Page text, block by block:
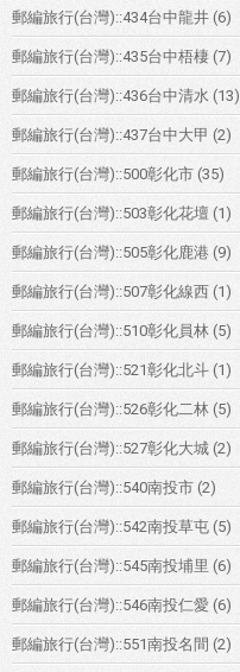
郵編旅行(台灣)::434台中龍井 (6)
郵編旅行(台灣)::435台中梧棲 (7)
郵編旅行(台灣)::436台中清水 (13)
郵編旅行(台灣)::437台中大甲 (2)
郵編旅行(台灣)::500彰化市 (35)
郵編旅行(台灣)::503彰化花壇 (1)
郵編旅行(台灣)::505彰化鹿港 (9)
郵編旅行(台灣)::507彰化線西 (1)
郵編旅行(台灣)::510彰化員林 (5)
郵編旅行(台灣)::521彰化北斗 (1)
郵編旅行(台灣)::526彰化二林 (5)
郵編旅行(台灣)::527彰化大城 (2)
郵編旅行(台灣)::540南投市 (2)
郵編旅行(台灣)::542南投草屯 (5)
郵編旅行(台灣)::545南投埔里 (6)
郵編旅行(台灣)::546南投仁愛 (6)
郵編旅行(台灣)::551南投名間 (2)